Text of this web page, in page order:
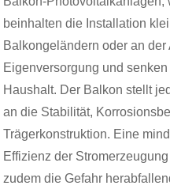
beinhalten die Installation
Balkongeländern oder an
Eigenversorgung und
Haushalt. Der Balkon stellt
an die Stabilität,
Trägerkonstruktion. Eine
Effizienz der
zudem die Gefahr